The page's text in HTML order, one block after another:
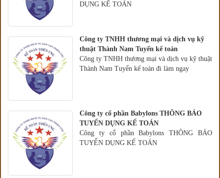
DỤNG KẾ TOÁN
Công ty TNHH thương mại và dịch vụ kỹ
thuật Thành Nam Tuyển kế toán
Công ty TNHH thương mại và dịch vụ kỹ thuật
Thành Nam Tuyển kế toán đi làm ngay
Công ty cổ phần Babylons THÔNG BÁO
TUYỂN DỤNG KẾ TOÁN
Công ty cổ phần Babylons THÔNG BÁO
TUYỂN DỤNG KẾ TOÁN